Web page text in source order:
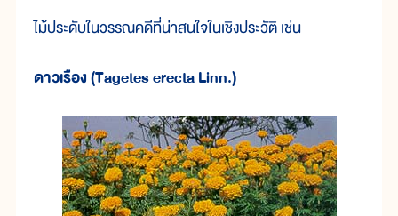
ไม้ประดับในวรรณคดีที่น่าสนใจในเชิงประวัติ เช่น
ดาวเรือง (Tagetes erecta Linn.)